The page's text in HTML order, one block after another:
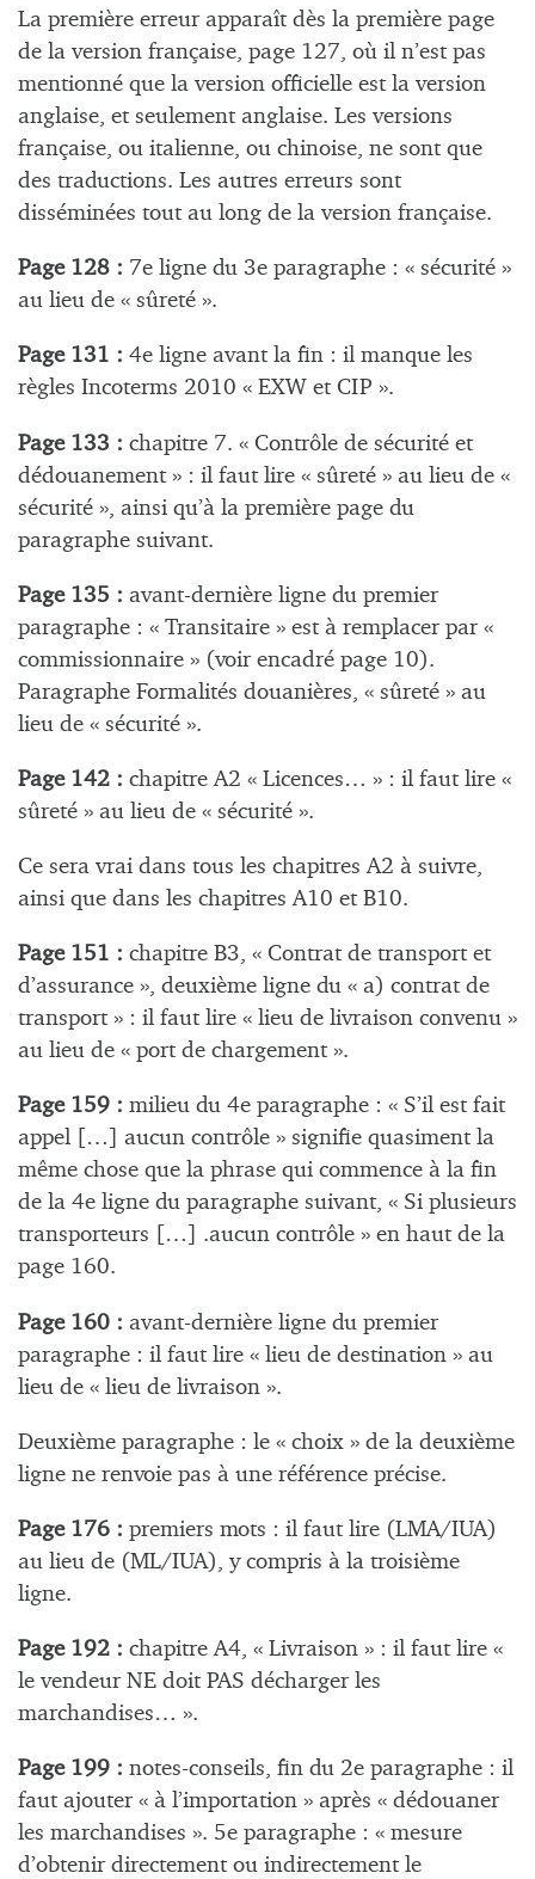
La première erreur apparaît dès la première page
de la version française, page 127, où il n’est pas
mentionné que la version officielle est la version
anglaise, et seulement anglaise. Les versions
française, ou italienne, ou chinoise, ne sont que
des traductions. Les autres erreurs sont
disséminées tout au long de la version française.
Page 128 : 7e ligne du 3e paragraphe : « sécurité »
au lieu de « sûreté ».
Page 131 : 4e ligne avant la fin : il manque les
règles Incoterms 2010 « EXW et CIP ».
Page 133 : chapitre 7. « Contrôle de sécurité et
dédouanement » : il faut lire « sûreté » au lieu de «
sécurité », ainsi qu’à la première page du
paragraphe suivant.
Page 135 : avant-dernière ligne du premier
paragraphe : « Transitaire » est à remplacer par «
commissionnaire » (voir encadré page 10).
Paragraphe Formalités douanières, « sûreté » au
lieu de « sécurité ».
Page 142 : chapitre A2 « Licences… » : il faut lire «
sûreté » au lieu de « sécurité ».
Ce sera vrai dans tous les chapitres A2 à suivre,
ainsi que dans les chapitres A10 et B10.
Page 151 : chapitre B3, « Contrat de transport et
d’assurance », deuxième ligne du « a) contrat de
transport » : il faut lire « lieu de livraison convenu »
au lieu de « port de chargement ».
Page 159 : milieu du 4e paragraphe : « S’il est fait
appel […] aucun contrôle » signifie quasiment la
même chose que la phrase qui commence à la fin
de la 4e ligne du paragraphe suivant, « Si plusieurs
transporteurs […] .aucun contrôle » en haut de la
page 160.
Page 160 : avant-dernière ligne du premier
paragraphe : il faut lire « lieu de destination » au
lieu de « lieu de livraison ».
Deuxième paragraphe : le « choix » de la deuxième
ligne ne renvoie pas à une référence précise.
Page 176 : premiers mots : il faut lire (LMA/IUA)
au lieu de (ML/IUA), y compris à la troisième
ligne.
Page 192 : chapitre A4, « Livraison » : il faut lire «
le vendeur NE doit PAS décharger les
marchandises… ».
Page 199 : notes-conseils, fin du 2e paragraphe : il
faut ajouter « à l’importation » après « dédouaner
les marchandises ». 5e paragraphe : « mesure
d’obtenir directement ou indirectement le